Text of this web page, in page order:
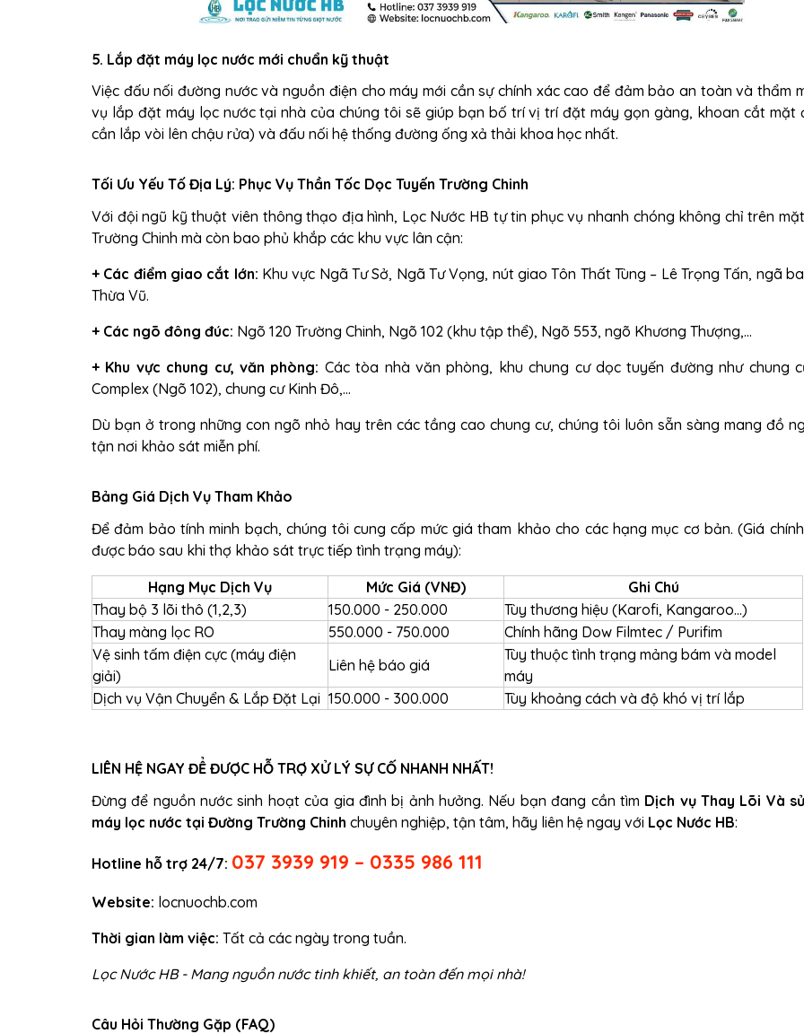
5. Lắp đặt máy lọc nước mới chuẩn kỹ thuật
Việc đấu nối đường nước và nguồn điện cho máy mới cần sự chính xác cao để đảm bảo an toàn và thẩm
vụ lắp đặt máy lọc nước tại nhà của chúng tôi sẽ giúp bạn bố trí vị trí đặt máy gọn gàng, khoan cắt mặt
cần lắp vòi lên chậu rửa) và đấu nối hệ thống đường ống xả thải khoa học nhất.
Tối Ưu Yếu Tố Địa Lý: Phục Vụ Thần Tốc Dọc Tuyến Trường Chinh
Với đội ngũ kỹ thuật viên thông thạo địa hình, Lọc Nước HB tự tin phục vụ nhanh chóng không chỉ trên
Trường Chinh mà còn bao phủ khắp các khu vực lân cận:
+ Các điểm giao cắt lớn: Khu vực Ngã Tư Sở, Ngã Tư Vọng, nút giao Tôn Thất Tùng – Lê Trọng Tấn, ngã
Thừa Vũ.
+ Các ngõ đông đúc: Ngõ 120 Trường Chinh, Ngõ 102 (khu tập thể), Ngõ 553, ngõ Khương Thượng,...
+ Khu vực chung cư, văn phòng: Các tòa nhà văn phòng, khu chung cư dọc tuyến đường như chung
Complex (Ngõ 102), chung cư Kinh Đô,...
Dù bạn ở trong những con ngõ nhỏ hay trên các tầng cao chung cư, chúng tôi luôn sẵn sàng mang đồ
tận nơi khảo sát miễn phí.
Bảng Giá Dịch Vụ Tham Khảo
Để đảm bảo tính minh bạch, chúng tôi cung cấp mức giá tham khảo cho các hạng mục cơ bản. (Giá
được báo sau khi thợ khảo sát trực tiếp tình trạng máy):
Hạng Mục Dịch Vụ Mức Giá (VNĐ)
Ghi Chú
Thay bộ 3 lõi thô (1,2,3)
150.000 - 250.000
Tùy thương hiệu (Karofi, Kangaroo...)
Thay màng lọc RO
550.000 - 750.000
Chính hãng Dow Filmtec / Purifim
Vệ sinh tấm điện cực (máy điện
giải)
Liên hệ báo giá
Tùy thuộc tình trạng mảng bám và model
máy
Dịch vụ Vận Chuyển & Lắp Đặt Lại 150.000 - 300.000 Tùy khoảng cách và độ khó vị trí lắp
LIÊN HỆ NGAY ĐỂ ĐƯỢC HỖ TRỢ XỬ LÝ SỰ CỐ NHANH NHẤT!
Đừng để nguồn nước sinh hoạt của gia đình bị ảnh hưởng. Nếu bạn đang cần tìm Dịch vụ Thay Lõi Và
máy lọc nước tại Đường Trường Chinh chuyên nghiệp, tận tâm, hãy liên hệ ngay với Lọc Nước HB:
Hotline hỗ trợ 24/7: 037 3939 919 – 0335 986 111
Website: locnuochb.com
Thời gian làm việc: Tất cả các ngày trong tuần.
Lọc Nước HB - Mang nguồn nước tinh khiết, an toàn đến mọi nhà!
Câu Hỏi Thường Gặp (FAQ)